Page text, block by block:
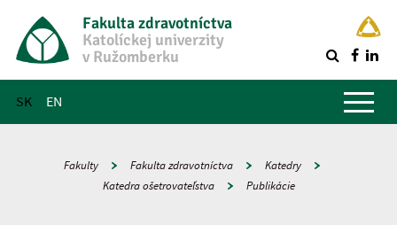
Fakulta zdravotníctva
Katolíckej univerzity
v Ružomberku
SK EN
Hlavné menu
Fakulty Fakulta zdravotníctva
Katedry
Katedra ošetrovateľstva
Publikácie